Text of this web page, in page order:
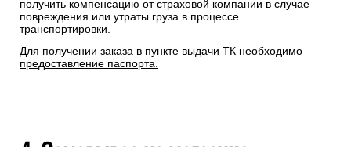
получить компенсацию от страховой компании в случае
повреждения или утраты груза в процессе
транспортировки.
Для получении заказа в пункте выдачи ТК необходимо
предоставление паспорта.